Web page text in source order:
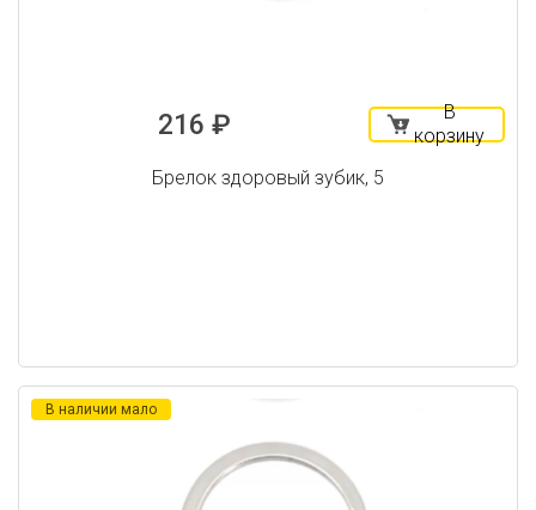
216 ₽
В
корзину
Брелок здоровый зубик, 5
В наличии мало